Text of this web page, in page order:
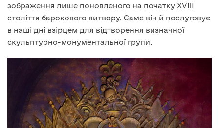
зображення лише поновленого на початку XVIII
століття барокового витвору. Саме він й послуговує
в наші дні взірцем для відтворення визначної
скульптурно-монументальної групи.